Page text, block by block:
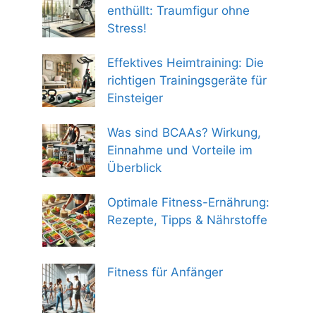
enthüllt: Traumfigur ohne
Stress!
Effektives Heimtraining: Die
richtigen Trainingsgeräte für
Einsteiger
Was sind BCAAs? Wirkung,
Einnahme und Vorteile im
Überblick
Optimale Fitness-Ernährung:
Rezepte, Tipps & Nährstoffe
Fitness für Anfänger